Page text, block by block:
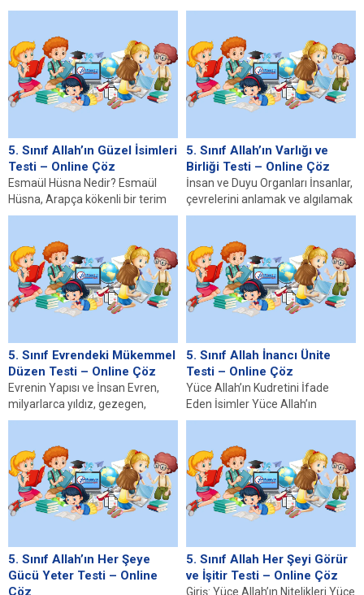
ibadetlerinden biri olup,
Mükemmel Düzen Testi Allah’ın
Güzel İsimleri Testi...
5. Sınıf Allah’ın Güzel İsimleri
Testi – Online Çöz
Esmaül Hüsna Nedir? Esmaül
Hüsna, Arapça kökenli bir terim
olup “en güzel isimler” anlamına
5. Sınıf Allah’ın Varlığı ve
Birliği Testi – Online Çöz
İnsan ve Duyu Organları İnsanlar,
çevrelerini anlamak ve algılamak
için duyularını kullanmaktadır.
5. Sınıf Evrendeki Mükemmel
Düzen Testi – Online Çöz
Evrenin Yapısı ve İnsan Evren,
milyarlarca yıldız, gezegen,
galaksi ve diğer gök
5. Sınıf Allah İnancı Ünite
Testi – Online Çöz
Yüce Allah’ın Kudretini İfade
Eden İsimler Yüce Allah’ın
kudretini ifade eden isimler,
5. Sınıf Allah’ın Her Şeye
Gücü Yeter Testi – Online
Çöz
5. Sınıf Allah Her Şeyi Görür
ve İşitir Testi – Online Çöz
Giriş: Yüce Allah’ın Nitelikleri Yüce